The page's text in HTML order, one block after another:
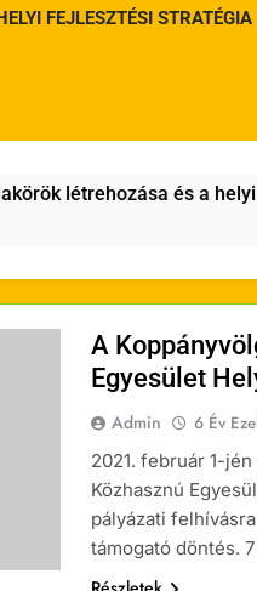
FEJLESZTÉSI
és a helyi
A
Egyesület
Admin 6 Év
2021. február 1-
Közhasznú
pályázati
támogató döntés.